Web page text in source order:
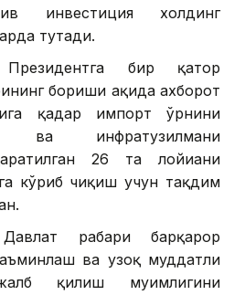
инвестиция холдинг
тутади.
бир қатор
бориши ҳақида ахборот
қадар импорт ўрнини
ва инфратузилмани
26 та лойиҳани
кўриб чиқиш учун тақдим
раҳбари барқарор
ва узоқ муддатли
қилиш муҳимлигини